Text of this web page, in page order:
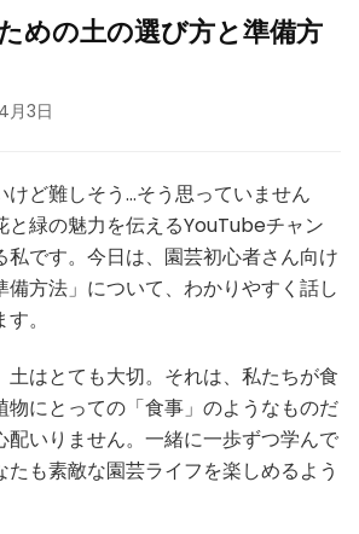
めの土の選び方と準備方
月3日
けど難しそう…そう思っていません
と緑の魅力を伝えるYouTubeチャン
私です。今日は、園芸初心者さん向け
備方法」について、わかりやすく話し
。
土はとても大切。それは、私たちが食
物にとっての「食事」のようなものだ
配いりません。一緒に一歩ずつ学んで
たも素敵な園芸ライフを楽しめるよう